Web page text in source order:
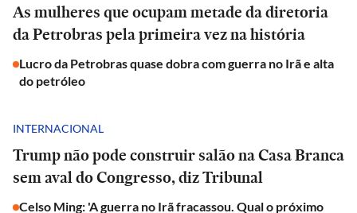
As mulheres que ocupam metade da diretoria
da Petrobras pela primeira vez na história
Lucro da Petrobras quase dobra com guerra no Irã e alta
do petróleo
INTERNACIONAL
Trump não pode construir salão na Casa Branca
sem aval do Congresso, diz Tribunal
Celso Ming: 'A guerra no Irã fracassou. Qual o próximo